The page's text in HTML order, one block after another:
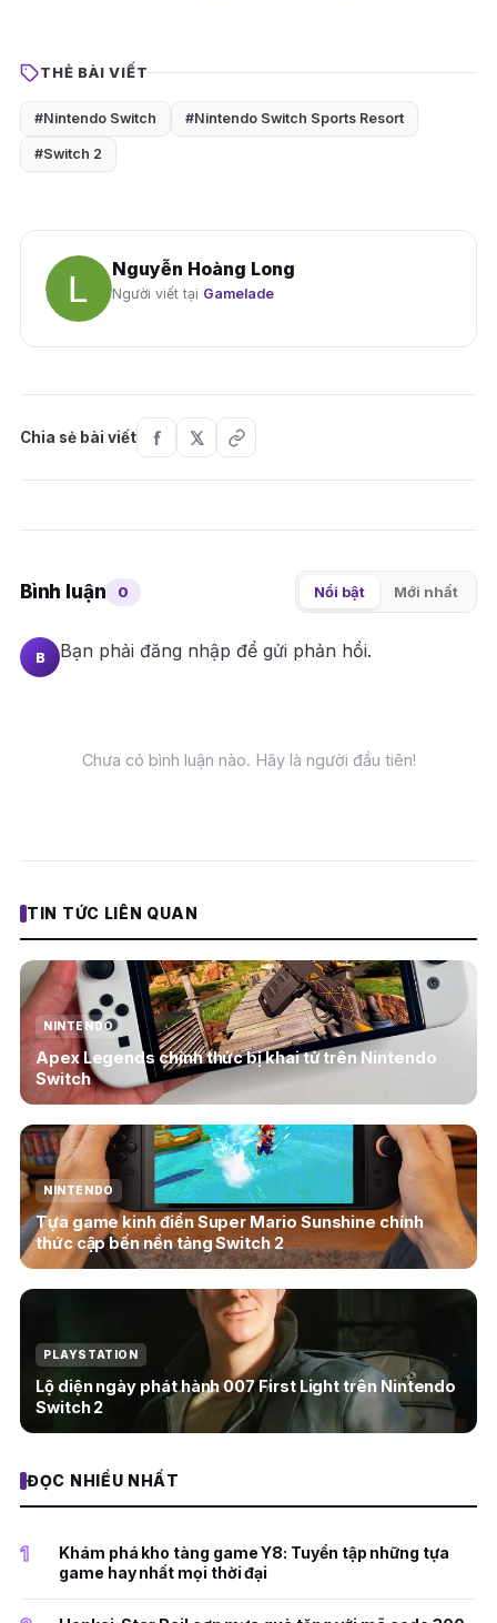
THẺ BÀI VIẾT
#Nintendo Switch #Nintendo Switch Sports Resort
#Switch 2
Nguyễn Hoàng Long
Người viết tại Gamelade
Chia sẻ bài viết
Bình luận 0 Nổi bật Mới nhất
B Bạn phải đăng nhập để gửi phản hồi.
Chưa có bình luận nào. Hãy là người đầu tiên!
TIN TỨC LIÊN QUAN
NINTENDO
Apex Legends chính thức bị khai tử trên Nintendo
Switch
NINTENDO
Tựa game kinh điển Super Mario Sunshine chính
thức cập bến nền tảng Switch 2
PLAYSTATION
Lộ diện ngày phát hành 007 First Light trên Nintendo
Switch 2
ĐỌC NHIỀU NHẤT
1
Khám phá kho tàng game Y8: Tuyển tập những tựa
game hay nhất mọi thời đại